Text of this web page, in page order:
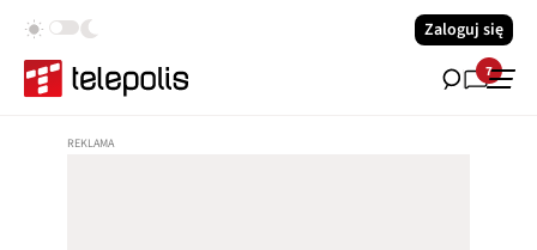
Zaloguj się
7